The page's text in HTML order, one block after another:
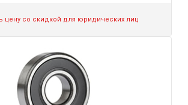
цену со скидкой для юридических лиц